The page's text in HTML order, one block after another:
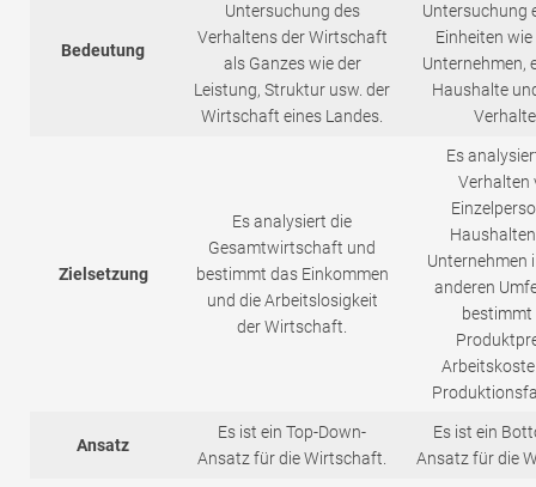
Bedeutung
Untersuchung des
Verhaltens der Wirtschaft
als Ganzes wie der
Leistung, Struktur usw. der
Wirtschaft eines Landes.
Untersuchung
Einheiten
Unternehmen,
Haushalte
Zielsetzung
Es analysiert die
Gesamtwirtschaft und
bestimmt das Einkommen
und die Arbeitslosigkeit
der Wirtschaft.
Es
Verhalten
Unternehmen
anderen
bestimmt
Ansatz
Es ist ein Top-Down-
Ansatz für die Wirtschaft.
Es ist ein
Ansatz für die